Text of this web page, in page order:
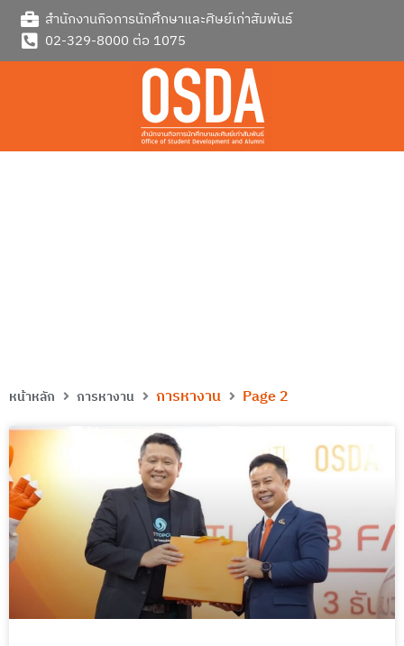
content
สำนักงานกิจการนักศึกษาและศิษย์เก่าสัมพันธ์
02-329-8000 ต่อ 1075
หน้าหลัก การหางาน การหางาน Page 2
e